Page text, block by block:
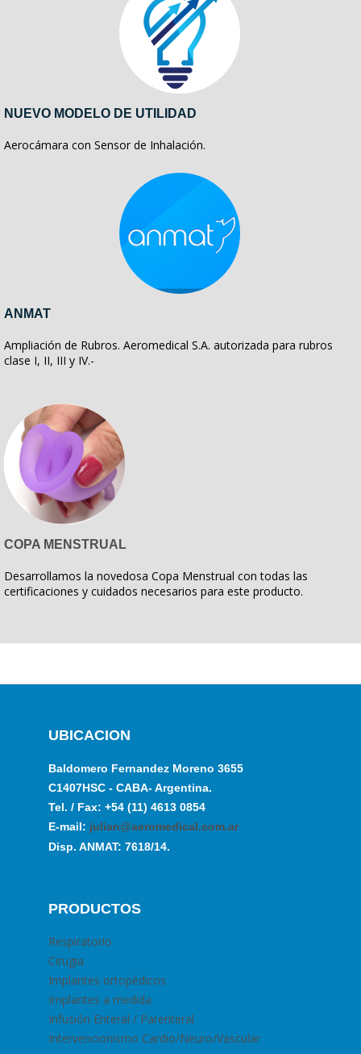
NUEVO MODELO DE UTILIDAD
Aerocámara con Sensor de Inhalación.
ANMAT
Ampliación de Rubros. Aeromedical S.A. autorizada para rubros
clase I, II, III y IV.-
COPA MENSTRUAL
Desarrollamos la novedosa Copa Menstrual con todas las
certificaciones y cuidados necesarios para este producto.
UBICACION
Baldomero Fernandez Moreno 3655
C1407HSC - CABA- Argentina.
Tel. / Fax: +54 (11) 4613 0854
E-mail: julian@aeromedical.com.ar
Disp. ANMAT: 7618/14.
PRODUCTOS
Respiratorio
Cirugia
Implantes ortopédicos
Implantes a medida
Infusión Enteral / Parenteral
Intervencionismo Cardio/Neuro/Vascular